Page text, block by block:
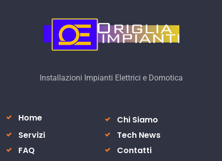
Installazioni Impianti Elettrici e Domotica
Home
Chi Siamo
Servizi
Tech News
FAQ
Contatti